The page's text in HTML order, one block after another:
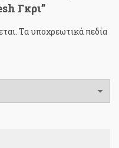
Γκρι”
Τα υποχρεωτικά πεδία